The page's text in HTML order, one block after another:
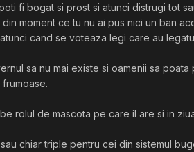
fi bogat si prost si atunci distrugi tot
moment ce tu nu ai pus nici un ban
cand se voteaza legi care au
sa nu mai existe si oamenii sa
rolul de mascota pe care il are si in
chiar triple pentru cei din sistemul